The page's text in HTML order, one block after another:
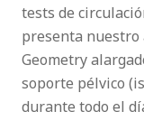
tests de
presenta nuestro
Geometry
soporte pélvico
durante todo el